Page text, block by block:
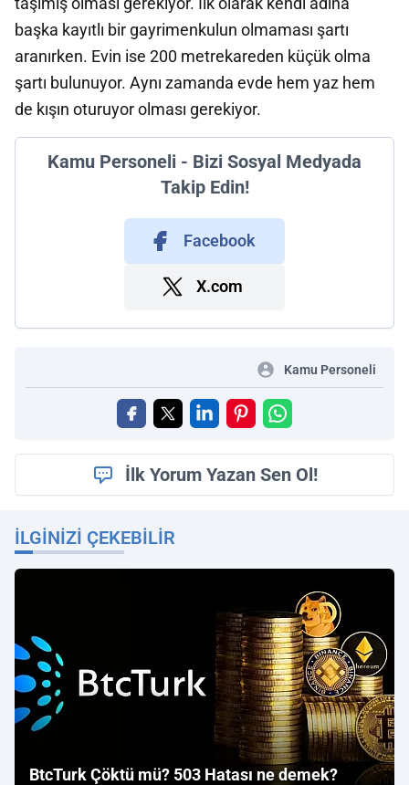
başka kayıtlı bir gayrimenkulun olmaması şartı
aranırken. Evin ise 200 metrekareden küçük olma
şartı bulunuyor. Aynı zamanda evde hem yaz hem
de kışın oturuyor olması gerekiyor.
Kamu Personeli - Bizi Sosyal Medyada
Takip Edin!
Facebook
X.com
Kamu Personeli
İlk Yorum Yazan Sen Ol!
İLGINIZI ÇEKEBILIR
BtcTurk Çöktü mü? 503 Hatası ne demek?